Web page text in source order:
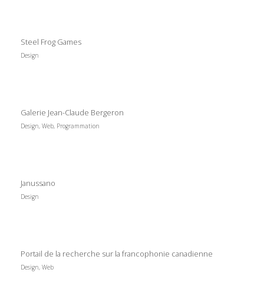
Steel Frog Games
Design
Galerie Jean-Claude Bergeron
Design, Web, Programmation
Janussano
Design
Portail de la recherche sur la francophonie canadienne
Design, Web